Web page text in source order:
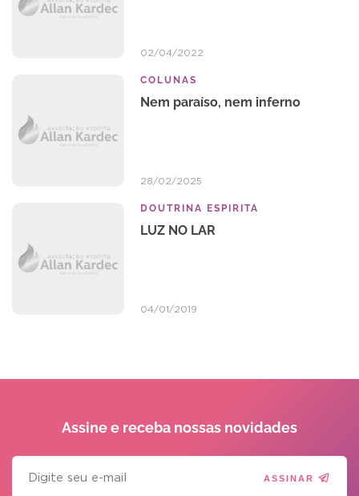
02/04/2022
COLUNAS
Nem paraíso, nem inferno
28/02/2025
DOUTRINA ESPIRITA
LUZ NO LAR
04/01/2019
Assine e receba nossas novidades
ASSINAR